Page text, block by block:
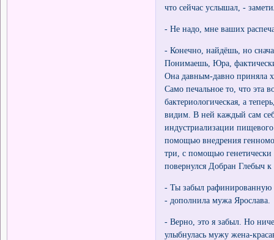
что сейчас услышал, -
- Не надо, мне ваших
- Конечно, найдёшь, но
Понимаешь, Юра,
Она давным-давно приняла
Само печальное то, что эта
бактериологическая, а
видим. В ней каждый сам
индустриализации
помощью внедрения
три, с помощью
повернулся Добран Глебыч
- Ты забыл рафинированную
- дополнила мужа Ярослава.
- Верно, это я забыл. Но
улыбнулась мужу жена-